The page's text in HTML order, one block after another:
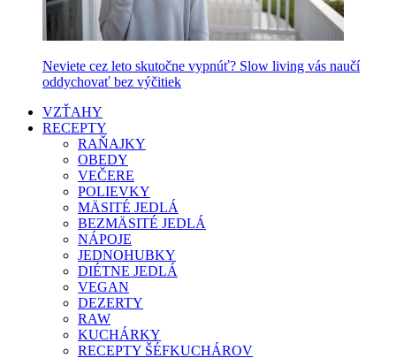
Neviete cez leto skutočne vypnúť? Slow living vás naučí
oddychovať bez výčitiek
VZŤAHY
RECEPTY
RAŇAJKY
OBEDY
VEČERE
POLIEVKY
MÄSITÉ JEDLÁ
BEZMÄSITÉ JEDLÁ
NÁPOJE
JEDNOHUBKY
DIÉTNE JEDLÁ
VEGAN
DEZERTY
RAW
KUCHÁRKY
RECEPTY ŠÉFKUCHÁROV